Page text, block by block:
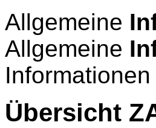
Allgemeine
Allgemeine
Informationen
Übersicht